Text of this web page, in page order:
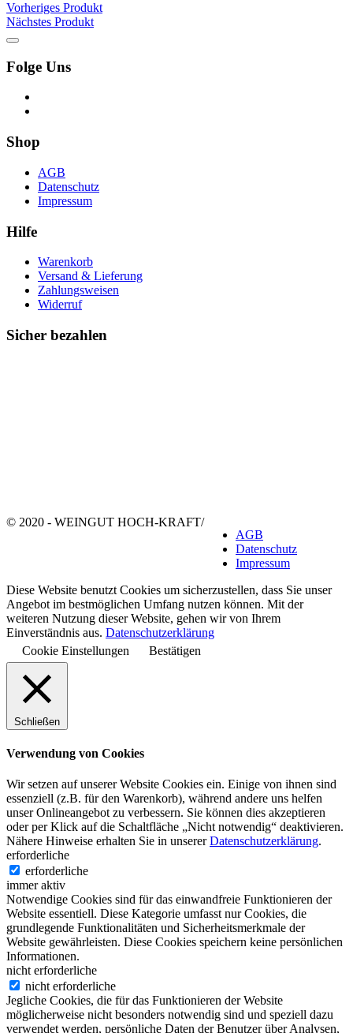
Vorheriges Produkt
Nächstes Produkt
Folge Uns
Shop
AGB
Datenschutz
Impressum
Hilfe
Warenkorb
Versand & Lieferung
Zahlungsweisen
Widerruf
Sicher bezahlen
© 2020 - WEINGUT HOCH-KRAFT/
AGB
Datenschutz
Impressum
Diese Website benutzt Cookies um sicherzustellen, dass Sie unser
Angebot im bestmöglichen Umfang nutzen können. Mit der
weiteren Nutzung dieser Website, gehen wir von Ihrem
Einverständnis aus. Datenschutzerklärung
Cookie Einstellungen
Bestätigen
Schließen
Verwendung von Cookies
Wir setzen auf unserer Website Cookies ein. Einige von ihnen sind
essenziell (z.B. für den Warenkorb), während andere uns helfen
unser Onlineangebot zu verbessern. Sie können dies akzeptieren
oder per Klick auf die Schaltfläche „Nicht notwendig“ deaktivieren.
Nähere Hinweise erhalten Sie in unsererDatenschutzerklärung.
erforderliche
erforderliche
immer aktiv
Notwendige Cookies sind für das einwandfreie Funktionieren der
Website essentiell. Diese Kategorie umfasst nur Cookies, die
grundlegende Funktionalitäten und Sicherheitsmerkmale der
Website gewährleisten. Diese Cookies speichern keine persönlichen
Informationen.
nicht erforderliche
nicht erforderliche
Jegliche Cookies, die für das Funktionieren der Website
möglicherweise nicht besonders notwendig sind und speziell dazu
verwendet werden, persönliche Daten der Benutzer über Analysen,